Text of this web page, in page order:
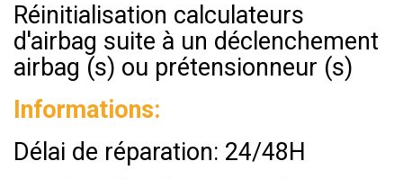
Réinitialisation calculateurs
d'airbag suite à un déclenchement
airbag (s) ou prétensionneur (s)
Informations:
Délai de réparation: 24/48H